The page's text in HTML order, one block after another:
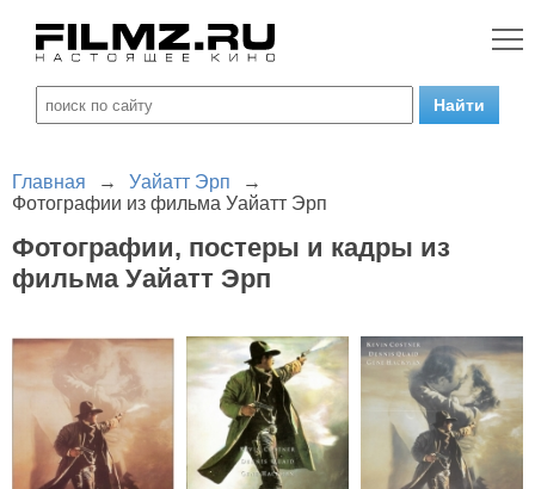
Главная → Уайатт Эрп
→
Фотографии из фильма Уайатт Эрп
Фотографии, постеры и кадры из
фильма Уайатт Эрп